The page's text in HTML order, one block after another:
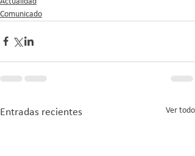
Comunicado
Entradas recientes Ver todo